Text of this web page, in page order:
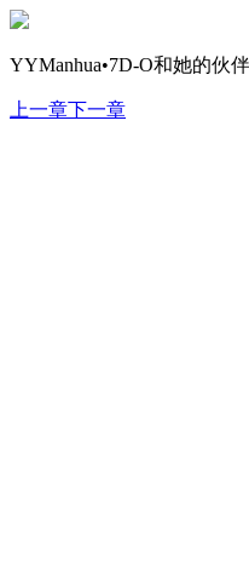
YYManhua•7D-O和她的伙
上一章下一章